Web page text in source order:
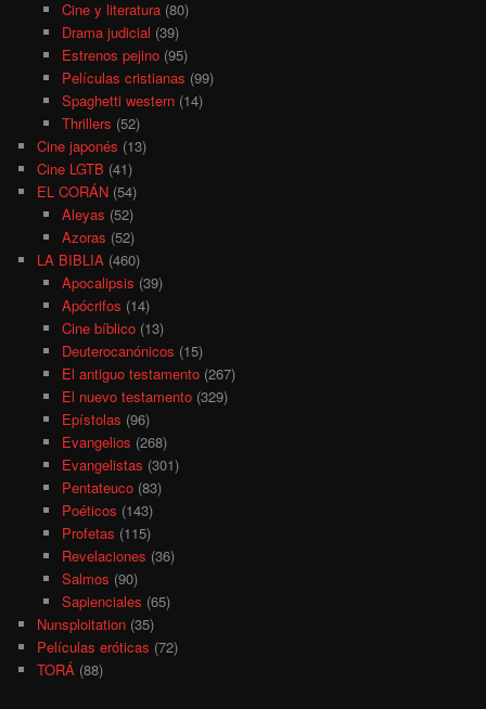
Cine y literatura(80)
Drama judicial (39)
Estrenos pejino(95)
Películas cristianas (99)
Spaghetti western(14)
Thrillers (52)
Cine japonés (13)
Cine LGTB (41)
EL CORÁN (54)
Aleyas (52)
Azoras (52)
LA BIBLIA (460)
Apocalipsis (39)
Apócrifos (14)
Cine bíblico(13)
Deuterocanónicos (15)
El antiguo testamento(267)
El nuevo testamento(329)
Epístolas (96)
Evangelios (268)
Evangelistas (301)
Pentateuco(83)
Poéticos (143)
Profetas (115)
Revelaciones (36)
Salmos (90)
Sapienciales (65)
Nunsploitation (35)
Películas eróticas (72)
TORÁ (88)